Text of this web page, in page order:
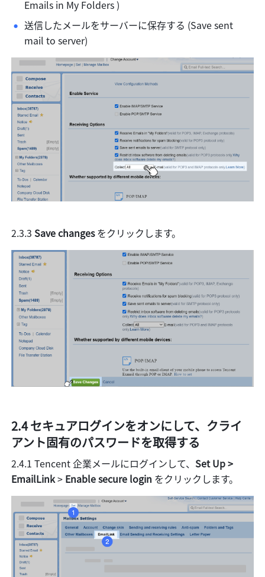
Emails in My Folders )
送信したメールをサーバーに保存する (Save sent
mail to server)
2.3.3 Save changes をクリックします。
2.4 セキュアログインをオンにして、クライ
アント固有のパスワードを取得する
2.4.1 Tencent 企業メールにログインして、 Set Up >
EmailLink > Enable secure login をクリックします。